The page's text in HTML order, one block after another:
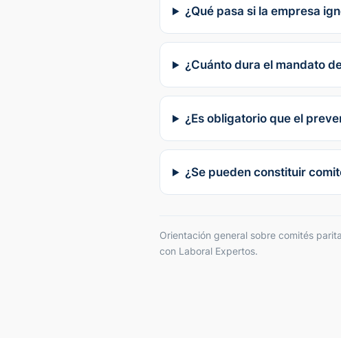
¿Qué pasa si la empresa
¿Cuánto dura el mandato
¿Es obligatorio que el
¿Se pueden constituir
Orientación general sobre comités
con Laboral Expertos.